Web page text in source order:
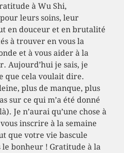
à Wu Shi,
leurs soins, leur
en douceur et en brutalité
à trouver en vous la
et à vous aider à la
Aujourd’hui je sais, je
que cela voulait dire.
plus de manque, plus
sur ce qui m’a été donné
Je n’aurai qu’une chose à
inscrire à la semaine
que votre vie bascule
bonheur ! Gratitude à la